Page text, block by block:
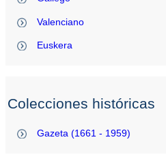
Valenciano
Euskera
Colecciones históricas
Gazeta (1661 - 1959)